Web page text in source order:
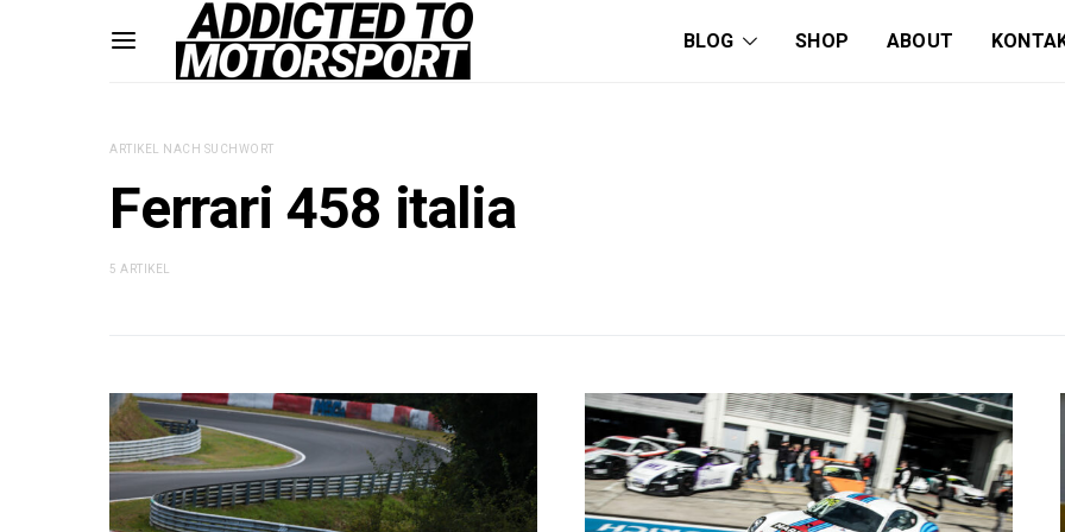
BLOG SHOP ABOUT
ARTIKEL NACH SUCHWORT
Ferrari 458 italia
5 ARTIKEL